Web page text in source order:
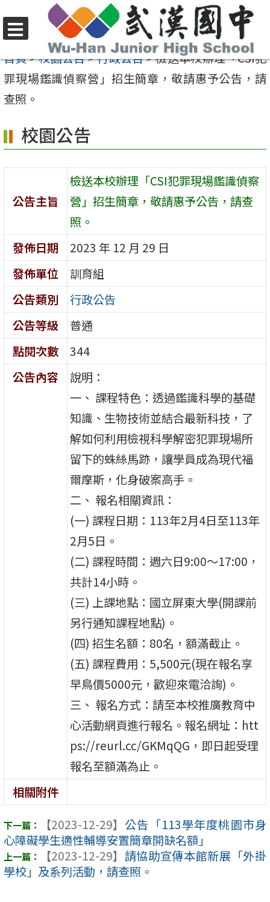
至
要
內
區
選
單
首頁>校園公告>行政公告>檢送本校辦理「CSI犯
罪現場鑑識偵察營」招生簡章，敬請惠予公告，請
查照。
校園公告
公告主旨
檢送本校辦理「CSI犯罪現場鑑識偵察
營」招生簡章，敬請惠予公告，請查
照。
發佈日期
2023 年 12 月 29 日
發佈單位
訓育組
公告類別
行政公告
公告等級
普通
點閱次數
344
公告內容
說明：
一、 課程特色：透過鑑識科學的基礎
知識、生物技術並結合最新科技，了
解如何利用檢視科學解密犯罪現場所
留下的蛛絲馬跡，讓學員成為現代福
爾摩斯，化身破案高手。
二、 報名相關資訊：
(一) 課程日期：113年2月4日至113年
2月5日。
(二) 課程時間：週六日9:00～17:00，
共計14小時。
(三) 上課地點：國立屏東大學(開課前
另行通知課程地點)。
(四) 招生名額：80名，額滿截止。
(五) 課程費用：5,500元(現在報名享
早鳥價5000元，歡迎來電洽詢)。
三、 報名方式：請至本校推廣教育中
心活動網頁進行報名。報名網址：htt
ps://reurl.cc/GKMqQG，即日起受理
報名至額滿為止。
相關附件
【2023-12-29】 公告「113學年度桃園市身
心障礙學生適性輔導安置簡章開缺名額」
【2023-12-29】 請協助宣傳本館新展「外掛
學校」及系列活動，請查照。